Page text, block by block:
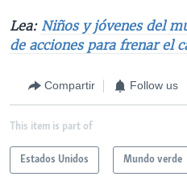
Lea: Niños y jóvenes del
de acciones para frenar el
Compartir Follow us
This item is part of
Estados Unidos Mundo verde